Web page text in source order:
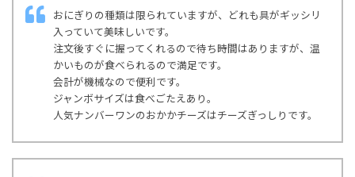
おにぎりの種類は限られていますが、どれも具がギッシリ
入っていて美味しいです。
注文後すぐに握ってくれるので待ち時間はありますが、温
かいものが食べられるので満足です。
会計が機械なので便利です。
ジャンボサイズは食べごたえあり。
人気ナンバーワンのおかかチーズはチーズぎっしりです。